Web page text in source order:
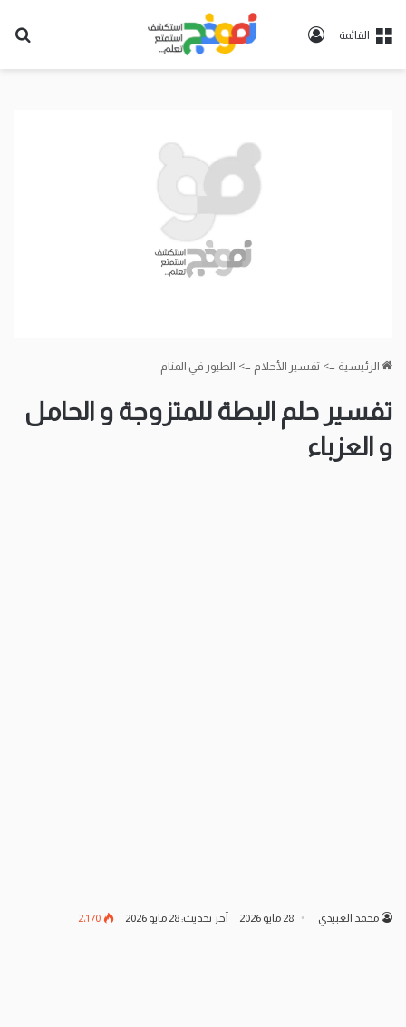
القائمة
الرئيسية => تفسير الأحلام => الطيور في المنام
تفسير حلم البطة للمتزوجة و الحامل
و العزباء
محمد العبيدي 28 مايو 2026 آخر تحديث: 28 مايو 2026 2٬170